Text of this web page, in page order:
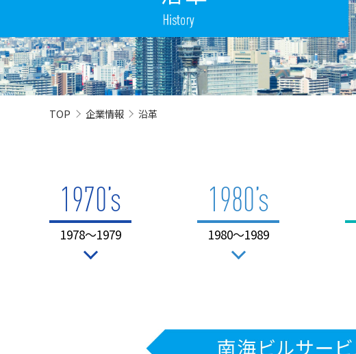
TOP 企業情報 沿革
1970’s
1978〜1979
1980’s
1980〜1989